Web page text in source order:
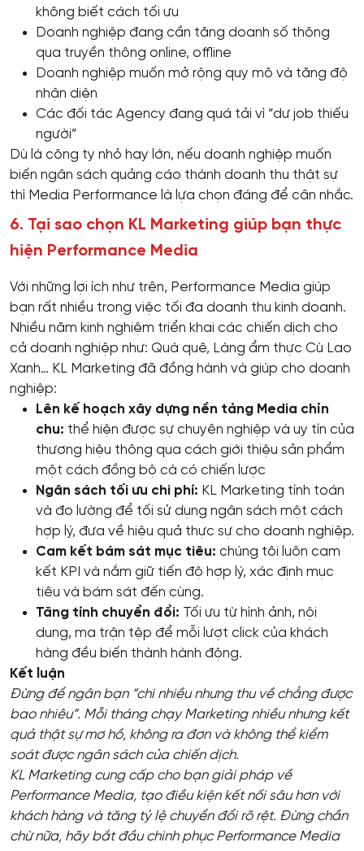
không biết cách tối ưu
Doanh nghiệp đang cần tăng doanh số thông
qua truyền thông online, offline
Doanh nghiệp muốn mở rộng quy mô và tăng độ
nhận diện
Các đối tác Agency đang quá tải vì “dư job thiếu
người”
Dù là công ty nhỏ hay lớn, nếu doanh nghiệp muốn
biến ngân sách quảng cáo thành doanh thu thật sự
thì Media Performance là lựa chọn đáng để cân nhắc.
6. Tại sao chọn KL Marketing giúp bạn thực
hiện Performance Media
Với những lợi ích như trên, Performance Media giúp
bạn rất nhiều trong việc tối đa doanh thu kinh doanh.
Nhiều năm kinh nghiệm triển khai các chiến dịch cho
cả doanh nghiệp như: Quà quê, Làng ẩm thực Cù Lao
Xanh… KL Marketing đã đồng hành và giúp cho doanh
nghiệp:
Lên kế hoạch xây dựng nền tảng Media chỉn
chu: thể hiện được sự chuyên nghiệp và uy tín của
thương hiệu thông qua cách giới thiệu sản phẩm
một cách đồng bộ cà có chiến lược
Ngân sách tối ưu chi phí: KL Marketing tính toán
và đo lường để tối sử dụng ngân sách một cách
hợp lý, đưa về hiệu quả thực sự cho doanh nghiệp.
Cam kết bám sát mục tiêu: chúng tôi luôn cam
kết KPI và nắm giữ tiến độ hợp lý, xác định mục
tiêu và bám sát đến cùng.
Tăng tính chuyển đổi: Tối ưu từ hình ảnh, nội
dung, ma trận tệp để mỗi lượt click của khách
hàng đều biến thành hành động.
Kết luận
Đừng để ngân bạn “chi nhiều nhưng thu về chẳng được
bao nhiêu”. Mỗi tháng chạy Marketing nhiều nhưng kết
quả thật sự mơ hồ, không ra đơn và không thể kiểm
soát được ngân sách của chiến dịch.
KL Marketing cung cấp cho bạn giải pháp về
Performance Media, tạo điều kiện kết nối sâu hơn với
khách hàng và tăng tỷ lệ chuyển đổi rõ rệt. Đừng chần
chừ nữa, hãy bắt đầu chinh phục Performance Media